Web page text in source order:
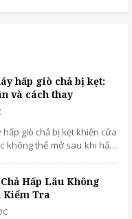
hấp giò chả bị kẹt:
và cách thay
giò chả bị kẹt khiến cửa
không thể mở sau khi hấp.
Hấp Lâu Không
Kiểm Tra